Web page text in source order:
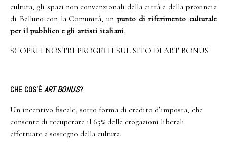
cultura, gli spazi non convenzionali della città e della provincia
di Belluno con la Comunità, unpunto di riferimento culturale
per il pubblico e gli artisti italiani.
SCOPRI I NOSTRI PROGETTI SUL SITO DI ART BONUS
CHE COS’ÈART BONUS?
Un incentivo fiscale, sotto forma di credito d’imposta, che
consente di recuperare il 65% delle erogazioni liberali
effettuate a sostegno della cultura.